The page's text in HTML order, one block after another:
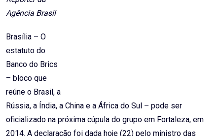
Agência Brasil
Brasília – O
estatuto do
Banco do Brics
– bloco que
reúne o Brasil, a
Rússia, a Índia, a China e a África do Sul – pode ser
oficializado na próxima cúpula do grupo em Fortaleza, em
2014. A declaração foi dada hoje (22) pelo ministro das